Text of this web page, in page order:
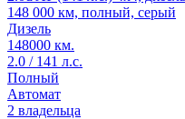
148 000 км, полный, серый
Дизель
148000 км.
2.0 / 141 л.с.
Полный
Автомат
2 владельца